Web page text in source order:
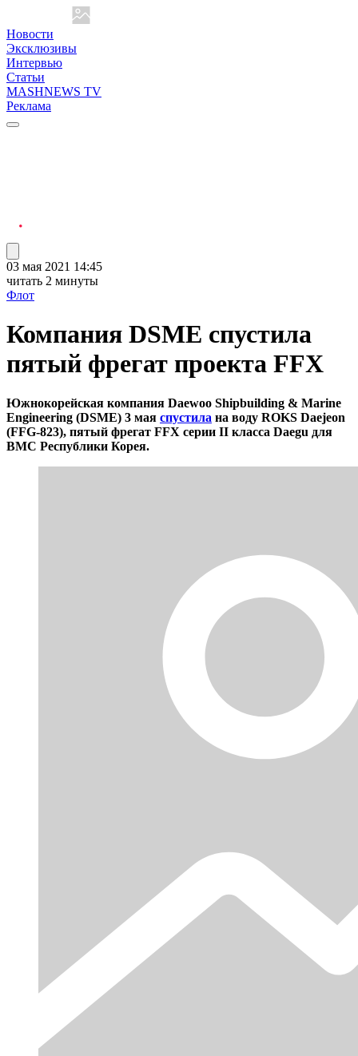
Новости
Эксклюзивы
Интервью
Статьи
MASHNEWS TV
Реклама
03 мая 2021 14:45
читать 2 минуты
Флот
Компания DSME спустила
пятый фрегат проекта FFX
Южнокорейская компания Daewoo Shipbuilding & Marine
Engineering (DSME) 3 мая спустила на воду ROKS Daejeon
(FFG-823), пятый фрегат FFX серии II класса Daegu для
ВМС Республики Корея.